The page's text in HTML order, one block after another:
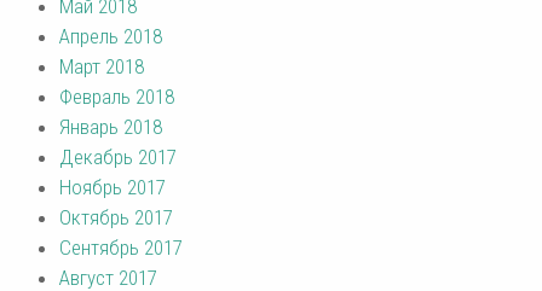
Май 2018
Апрель 2018
Март 2018
Февраль 2018
Январь 2018
Декабрь 2017
Ноябрь 2017
Октябрь 2017
Сентябрь 2017
Август 2017